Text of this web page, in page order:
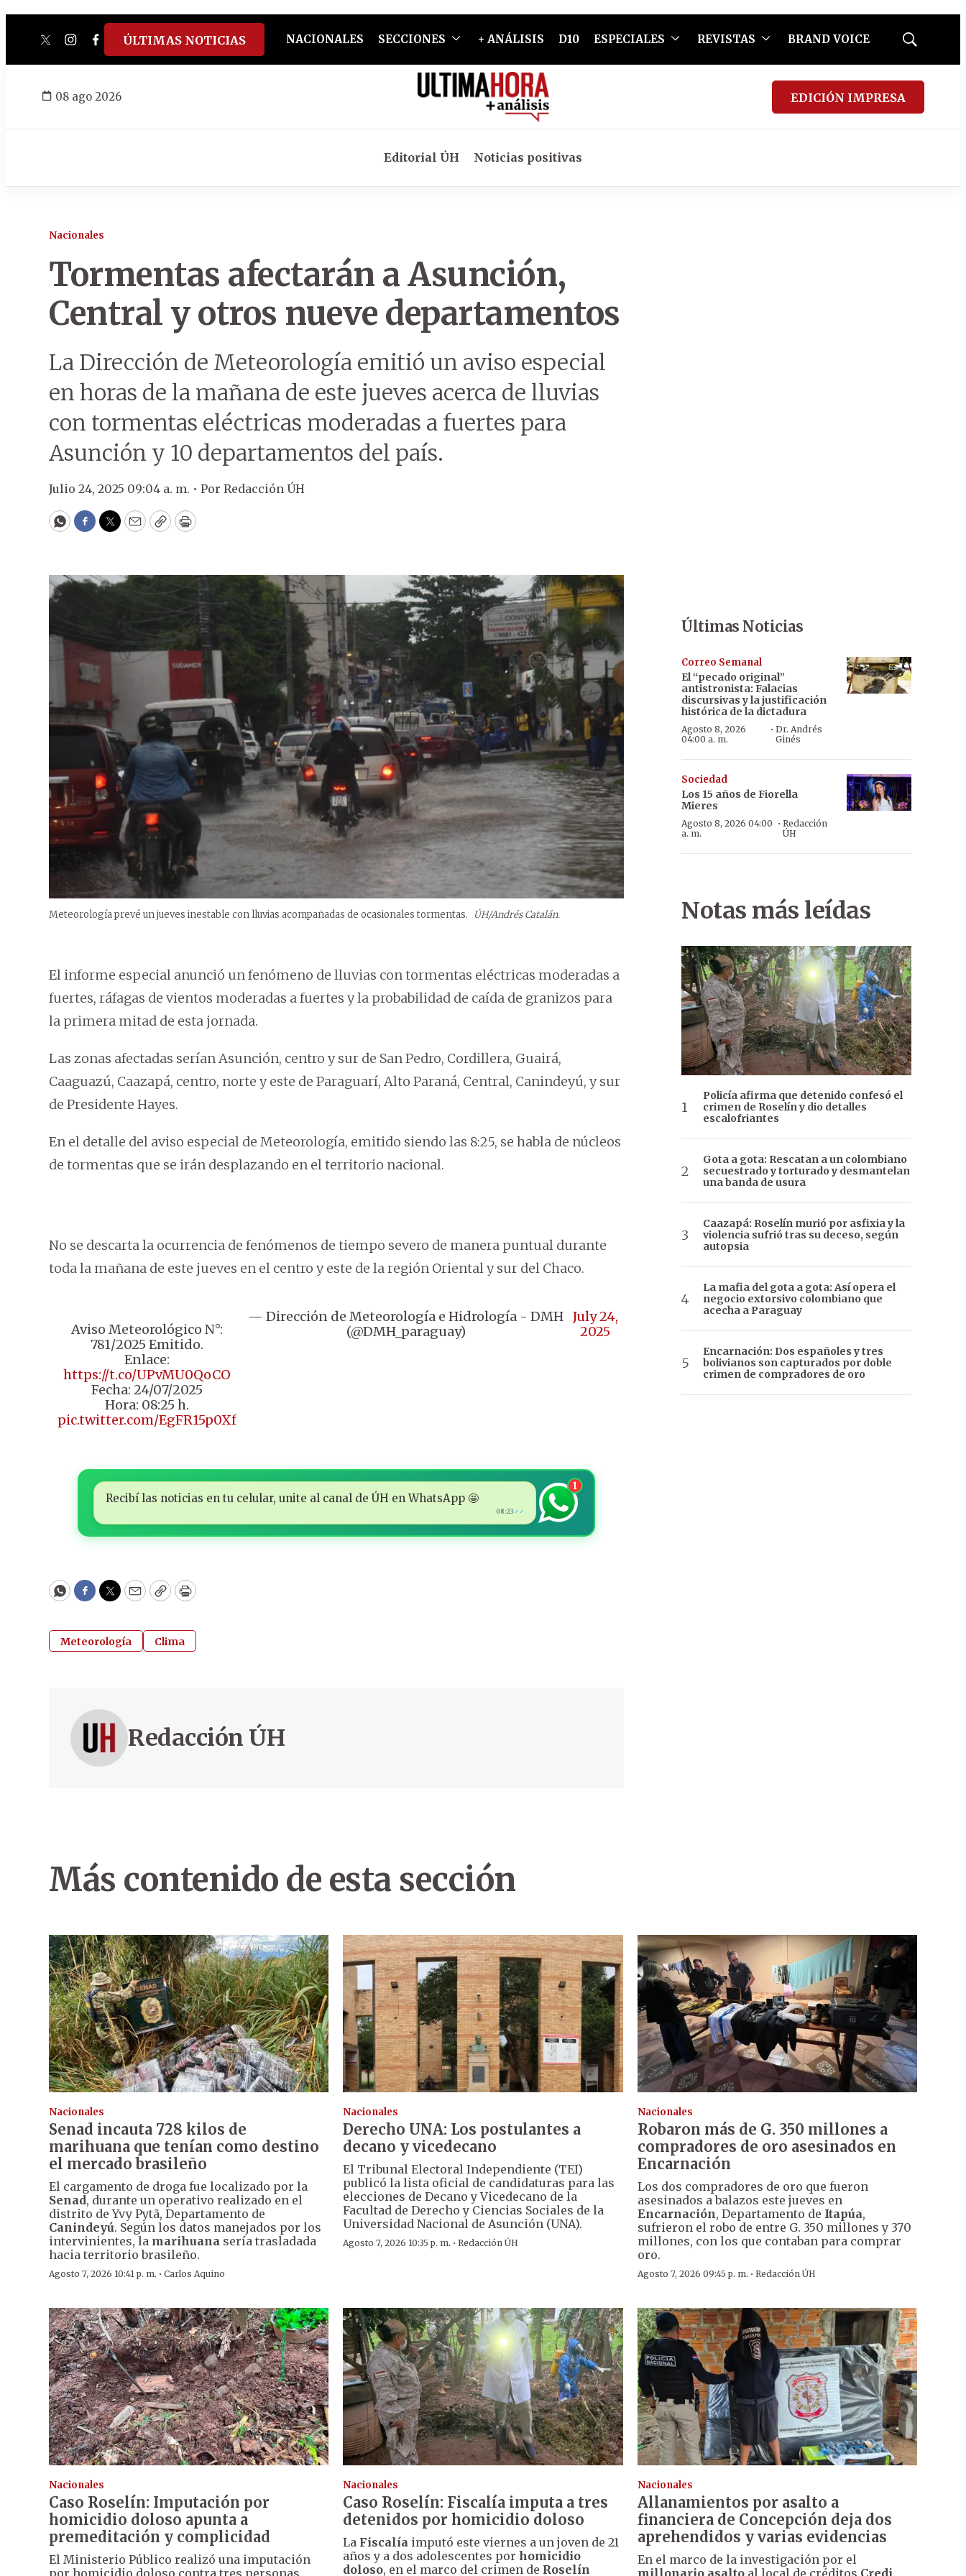
twitterinstagram
facebook
tiktokyoutube
spotify
ÚLTIMAS NOTICIAS NACIONALES SECCIONES + ANÁLISIS D10 ESPECIALES REVISTAS BRAND VOICE
Mostrar
08 ago 2026 EDICIÓN IMPRESA
Editorial ÚH Noticias positivas
Nacionales
Tormentas afectarán a Asunción,
Central y otros nueve departamentos
La Dirección de Meteorología emitió un aviso especial
en horas de la mañana de este jueves acerca de lluvias
con tormentas eléctricas moderadas a fuertes para
Asunción y 10 departamentos del país.
Julio 24, 2025 09:04 a. m. • Por Redacción ÚH
WhatsApp
Facebook
Twitter
EmailCopyPrint
Meteorología prevé un jueves inestable con lluvias acompañadas de ocasionales tormentas. ÚH/Andrés Catalán.
El informe especial anunció un fenómeno de lluvias con tormentas eléctricas moderadas a
fuertes, ráfagas de vientos moderadas a fuertes y la probabilidad de caída de granizos para
la primera mitad de esta jornada.
Las zonas afectadas serían Asunción, centro y sur de San Pedro, Cordillera, Guairá,
Caaguazú, Caazapá, centro, norte y este de Paraguarí, Alto Paraná, Central, Canindeyú, y sur
de Presidente Hayes.
En el detalle del aviso especial de Meteorología, emitido siendo las 8:25, se habla de núcleos
de tormentas que se irán desplazando en el territorio nacional.
No se descarta la ocurrencia de fenómenos de tiempo severo de manera puntual durante
toda la mañana de este jueves en el centro y este de la región Oriental y sur del Chaco.
Aviso Meteorológico N°:
781/2025 Emitido.
Enlace:
https://t.co/UPvMU0QoCO
Fecha: 24/07/2025
Hora: 08:25 h.
pic.twitter.com/EgFR15p0Xf
— Dirección de Meteorología e Hidrología - DMH
(@DMH_paraguay)
July 24,
2025
Recibí las noticias en tu celular, unite al canal de ÚH en WhatsApp 🤩
08:23 ✓✓
1
WhatsApp
Facebook
Twitter
EmailCopyPrint
Meteorología Clima
Redacción ÚH
Últimas Noticias
Correo Semanal
El “pecado original”
antistronista: Falacias
discursivas y la justificación
histórica de la dictadura
Agosto 8, 2026
04:00 a. m.
·Dr. Andrés
Ginés
Sociedad
Los 15 años de Fiorella
Mieres
Agosto 8, 2026 04:00
a. m.
· Redacción
ÚH
Notas más leídas
Policía afirma que detenido confesó el
crimen de Roselín y dio detalles
escalofriantes
Gota a gota: Rescatan a un colombiano
secuestrado y torturado y desmantelan
una banda de usura
Caazapá: Roselín murió por asfixia y la
violencia sufrió tras su deceso, según
autopsia
La mafia del gota a gota: Así opera el
negocio extorsivo colombiano que
acecha a Paraguay
Encarnación: Dos españoles y tres
bolivianos son capturados por doble
crimen de compradores de oro
Más contenido de esta sección
Nacionales
Senad incauta 728 kilos de
marihuana que tenían como destino
el mercado brasileño
El cargamento de droga fue localizado por la
Senad, durante un operativo realizado en el
distrito de Yvy Pytã, Departamento de
Canindeyú. Según los datos manejados por los
intervinientes, la marihuana sería trasladada
hacia territorio brasileño.
Agosto 7, 2026 10:41 p. m. · Carlos Aquino
Nacionales
Derecho UNA: Los postulantes a
decano y vicedecano
El Tribunal Electoral Independiente (TEI)
publicó la lista oficial de candidaturas para las
elecciones de Decano y Vicedecano de la
Facultad de Derecho y Ciencias Sociales de la
Universidad Nacional de Asunción (UNA).
Agosto 7, 2026 10:35 p. m. ·Redacción ÚH
Nacionales
Robaron más de G. 350 millones a
compradores de oro asesinados en
Encarnación
Los dos compradores de oro que fueron
asesinados a balazos este jueves en
Encarnación, Departamento de Itapúa,
sufrieron el robo de entre G. 350 millones y 370
millones, con los que contaban para comprar
oro.
Agosto 7, 2026 09:45 p. m. · Redacción ÚH
Nacionales
Caso Roselín: Imputación por
homicidio doloso apunta a
premeditación y complicidad
El Ministerio Público realizó una imputación
por homicidio doloso contra tres personas,
Nacionales
Caso Roselín: Fiscalía imputa a tres
detenidos por homicidio doloso
La Fiscalía imputó este viernes a un joven de 21
años y a dos adolescentes porhomicidio
doloso, en el marco del crimen de Roselín
Nacionales
Allanamientos por asalto a
financiera de Concepción deja dos
aprehendidos y varias evidencias
En el marco de la investigación por el
millonario asaltoal local de créditos Credi